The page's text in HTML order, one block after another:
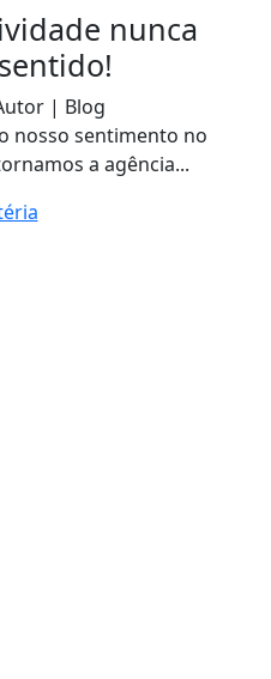
nunca
| Blog
nosso sentimento no
a agência...